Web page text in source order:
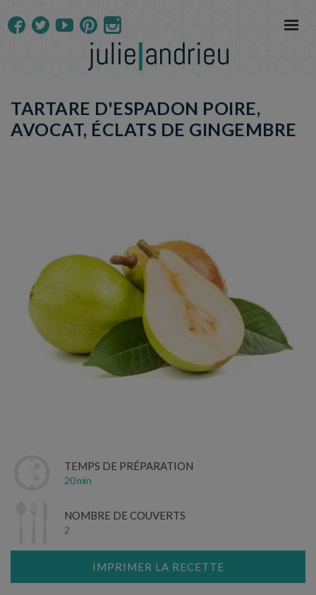
TARTARE D'ESPADON POIRE,
AVOCAT, ÉCLATS DE GINGEMBRE
TEMPS DE PRÉPARATION
20 min
NOMBRE DE COUVERTS
2
IMPRIMER LA RECETTE